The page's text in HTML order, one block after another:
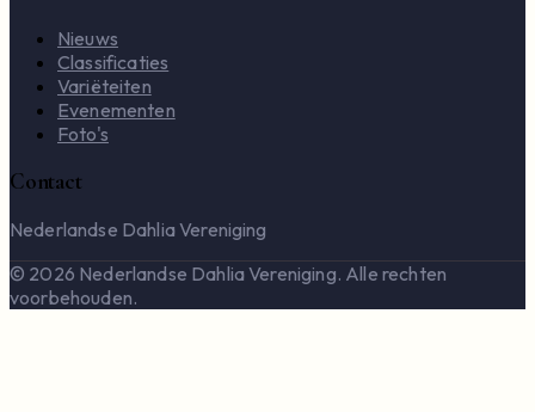
Nieuws
Classificaties
Variëteiten
Evenementen
Foto's
Contact
Nederlandse Dahlia Vereniging
© 2026 Nederlandse Dahlia Vereniging. Alle rechten
voorbehouden.